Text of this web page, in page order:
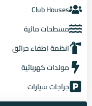
Club Houses
مسطحات مائية
انظمة اطفاء حرائق
مولدات كهربائية
جراجات سيارات